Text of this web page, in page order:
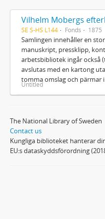
Vilhelm Mobergs
SE S-HS L144 Fonds 1875
Samlingen innehåller en
manuskript, pressklipp,
arbetsbibliotek ingår också
avslutas med en kartong
tomma omslag och pärmar
Untitled
The National Library of Sweden
Contact us
Kungliga biblioteket hanterar
EU:s dataskyddsförordning